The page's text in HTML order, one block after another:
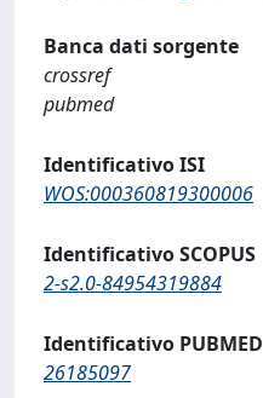
Banca dati sorgente
crossref
pubmed
Identificativo ISI
WOS:000360819300006
Identificativo SCOPUS
2-s2.0-84954319884
Identificativo PUBMED
26185097